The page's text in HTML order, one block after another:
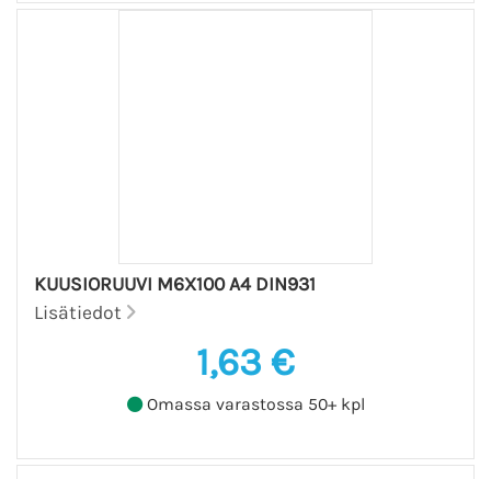
KUUSIORUUVI M6X100 A4 DIN931
Lisätiedot
1,63 €
Omassa varastossa 50+ kpl